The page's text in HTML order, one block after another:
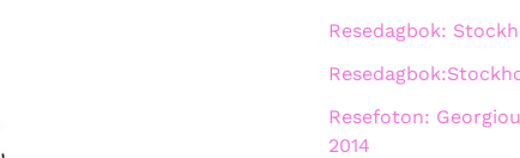
Resedagbok:
Resefoton:
2014